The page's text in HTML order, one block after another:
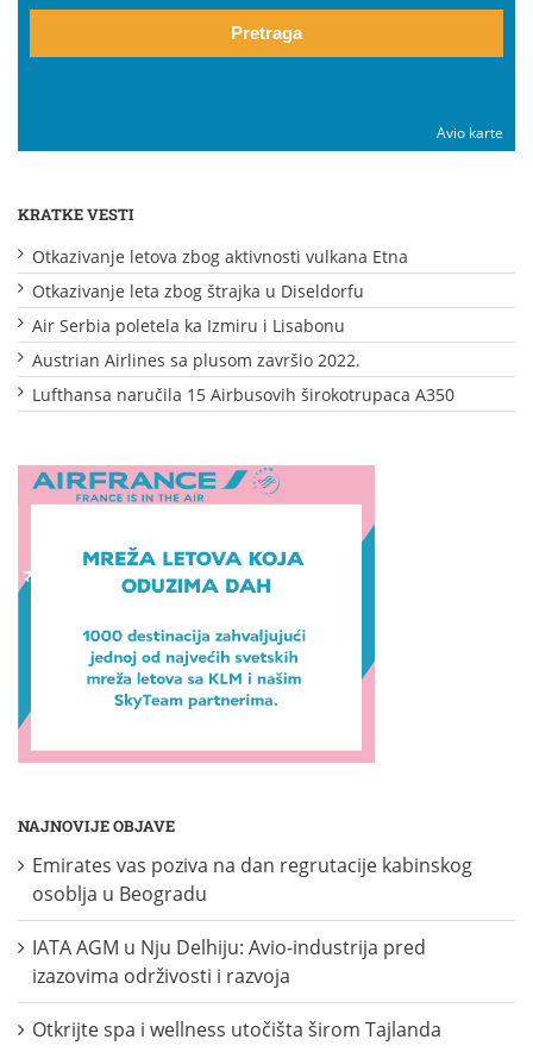
Pretraga
Avio karte
KRATKE VESTI
Otkazivanje letova zbog aktivnosti vulkana Etna
Otkazivanje leta zbog štrajka u Diseldorfu
Air Serbia poletela ka Izmiru i Lisabonu
Austrian Airlines sa plusom završio 2022.
Lufthansa naručila 15 Airbusovih širokotrupaca A350
NAJNOVIJE OBJAVE
Emirates vas poziva na dan regrutacije kabinskog
osoblja u Beogradu
IATA AGM u Nju Delhiju: Avio-industrija pred
izazovima održivosti i razvoja
Otkrijte spa i wellness utočišta širom Tajlanda